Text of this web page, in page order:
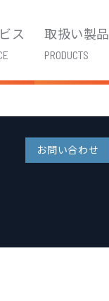
ス 取扱い製品
PRODUCTS
お問い合わせ